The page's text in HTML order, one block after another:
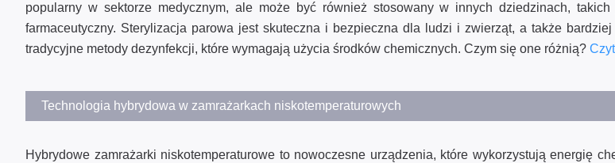
popularny w sektorze medycznym, ale może być również stosowany w innych dziedzinach, takich
farmaceutyczny. Sterylizacja parowa jest skuteczna i bezpieczna dla ludzi i zwierząt, a także
tradycyjne metody dezynfekcji, które wymagają użycia środków chemicznych. Czym się one różnią?
Technologia hybrydowa w zamrażarkach niskotemperaturowych
Hybrydowe zamrażarki niskotemperaturowe to nowoczesne urządzenia, które wykorzystują energię